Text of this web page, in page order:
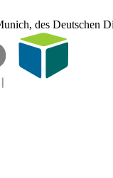
des Deutschen